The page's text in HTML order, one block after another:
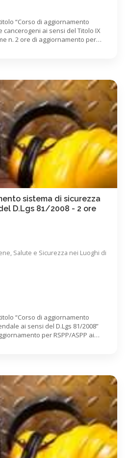
“Corso di aggiornamento
cancerogeni ai sensi del Titolo IX
n. 2 ore di aggiornamento per
sistema di sicurezza
D.Lgs 81/2008 - 2 ore
Salute e Sicurezza nei Luoghi di
“Corso di aggiornamento
ai sensi del D.Lgs 81/2008”
per RSPP/ASPP ai